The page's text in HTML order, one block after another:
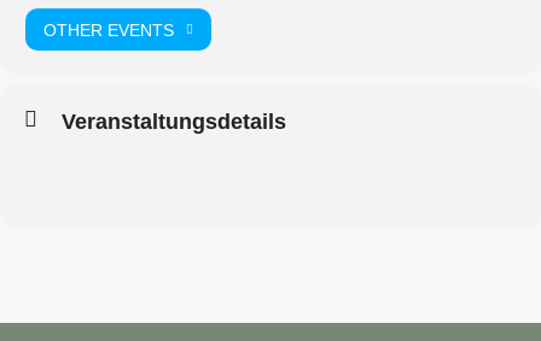
OTHER EVENTS
Veranstaltungsdetails